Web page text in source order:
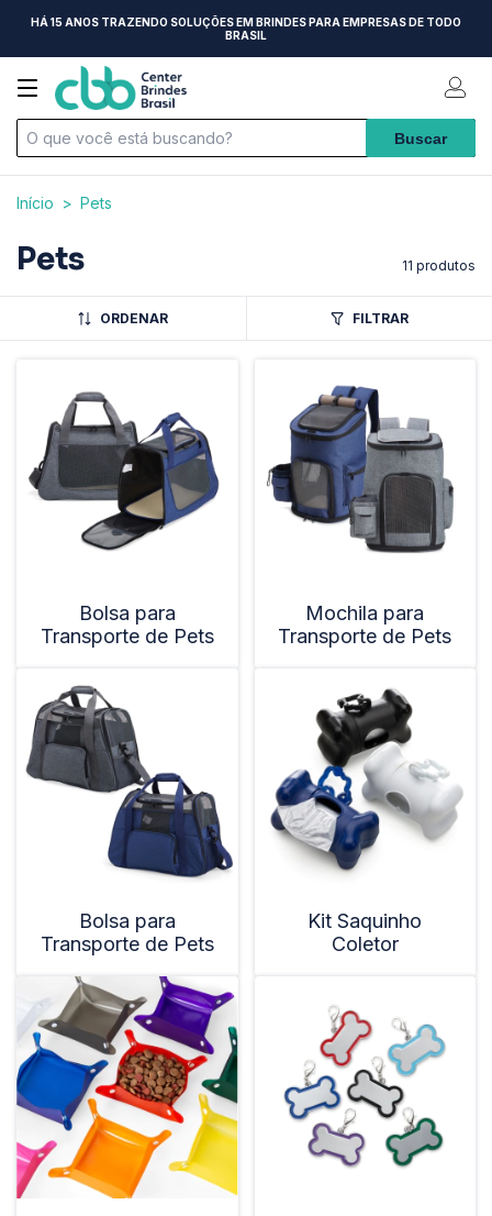
HÁ 15 ANOS TRAZENDO SOLUÇÕES EM BRINDES PARA EMPRESAS DE TODO
BRASIL
Início > Pets
Pets 11 produtos
ORDENAR FILTRAR
Bolsa para
Transporte de Pets
Mochila para
Transporte de Pets
Bolsa para
Transporte de Pets
Kit Saquinho
Coletor